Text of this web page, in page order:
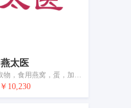
燕太医
肉，食用海藻提取物，食用燕窝，蛋，加工过的海鲜，牛奶，食用油脂，加工过的坚果，干食用菌，豆腐制品
￥10,230